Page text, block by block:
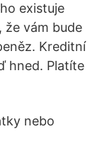
existuje
že vám bude
Kreditní
hned. Platíte
nebo